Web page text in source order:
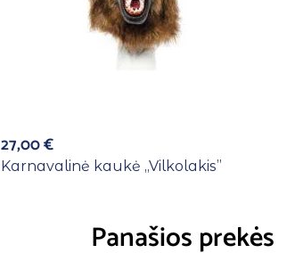
27,00€
Karnavalinė kaukė ,,Vilkolakis”
Panašios prekės